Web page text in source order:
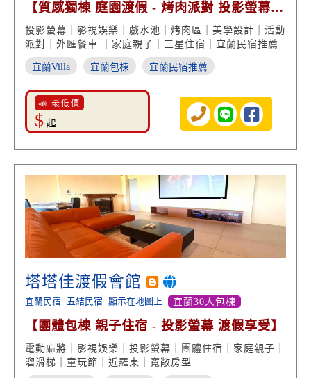
【質感獨棟 庭園渡假 - 烤肉派對 投影螢幕
美學設計】
投影螢幕｜影視娛樂｜戲水池｜烤肉區｜美學設計｜活動
派對｜外匯餐車 ｜家庭親子｜三星住宿｜宜蘭民宿推薦
宜蘭Villa 宜蘭包棟 宜蘭民宿推薦
📣 最低價
$ 起
塔塔佳渡假會館
宜蘭民宿 五結民宿 顯示在地圖上 宜蘭30人包棟
【團體包棟 親子住宿 - 投影螢幕 渡假享受】
電動麻將｜影視娛樂｜投影螢幕｜團體住宿｜家庭親子｜
溜滑梯｜童玩節｜近羅東｜寬敞房型